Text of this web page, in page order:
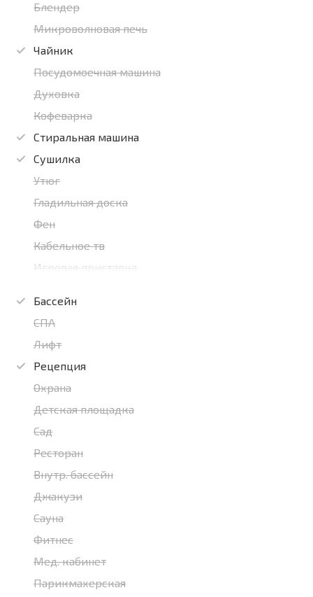
Блендер
Микроволновая печь
Чайник
Посудомоечная машина
Духовка
Кофеварка
Стиральная машина
Сушилка
Утюг
Гладильная доска
Фен
Кабельное тв
Игровая приставка
Бассейн
СПА
Лифт
Рецепция
Охрана
Детская площадка
Сад
Ресторан
Внутр. бассейн
Джакузи
Сауна
Фитнес
Мед. кабинет
Парикмахерская